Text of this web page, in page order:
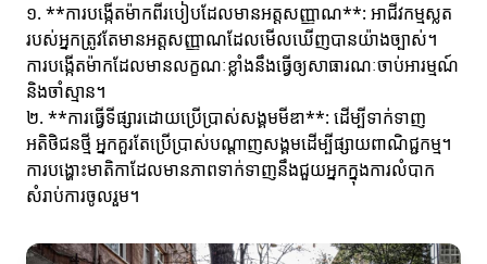
១. **ការបង្កើតម៉ាកពីរបៀបដែលមានអត្តសញ្ញាណ**: អាជីវកម្មស្លត
របស់អ្នកត្រូវតែមានអត្តសញ្ញាណដែលមើលឃើញបានយ៉ាងច្បាស់។
ការបង្កើតម៉ាកដែលមានលក្ខណៈខ្លាំងនឹងធ្វើឲ្យសាធារណៈចាប់អារម្មណ៍
និងចាំស្មាន។
២. **ការធ្វើទីផ្សារដោយប្រើប្រាស់សង្គមមីឌា**: ដើម្បីទាក់ទាញ
អតិថិជនថ្មី អ្នកគួរតែប្រើប្រាស់បណ្តាញសង្គមដើម្បីផ្សាយពាណិជ្ជកម្ម។
ការបង្ហោះមាតិកាដែលមានភាពទាក់ទាញនឹងជួយអ្នកក្នុងការលំបាក
សំរាប់ការចូលរួម។